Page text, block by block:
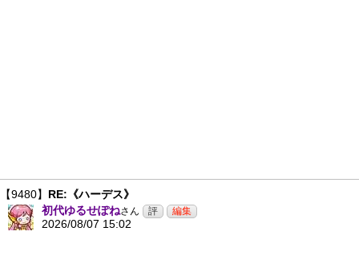
【9480】 RE:《ハーデス》
初代ゆるせぽねさん
2026/08/07 15:02